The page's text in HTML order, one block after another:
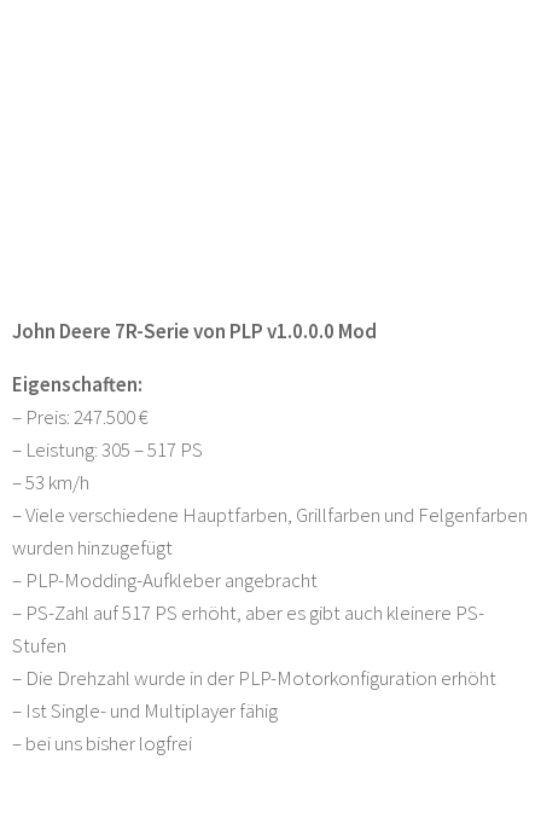
John Deere 7R-Serie von PLP v1.0.0.0 Mod
Eigenschaften:
– Preis: 247.500 €
– Leistung: 305 – 517 PS
– 53 km/h
– Viele verschiedene Hauptfarben, Grillfarben und Felgenfarben
wurden hinzugefügt
– PLP-Modding-Aufkleber angebracht
– PS-Zahl auf 517 PS erhöht, aber es gibt auch kleinere PS-
Stufen
– Die Drehzahl wurde in der PLP-Motorkonfiguration erhöht
– Ist Single- und Multiplayer fähig
– bei uns bisher logfrei